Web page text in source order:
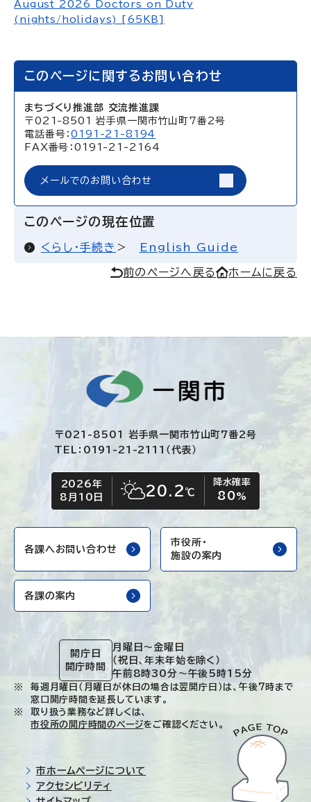
August 2026 Doctors on Duty
(nights/holidays) [65KB]
このページに関するお問い合わせ
まちづくり推進部 交流推進課
〒021-8501 岩手県一関市竹山町7番2号
電話番号：0191-21-8194
FAX番号：0191-21-2164
メールでのお問い合わせ
このページの現在位置
くらし・手続き English Guide
前のページへ戻る ホームに戻る
〒021-8501 岩手県一関市竹山町7番2号
TEL：0191-21-2111（代表）
今日の日付
2026年
8月10日
今日の天気
晴れ時々くもり
20.2℃
降水確率
80%
各課へお問い合わせ
市役所・
施設の案内
各課の案内
開庁日
開庁時間
月曜日～金曜日
（祝日、年末年始を除く）
午前8時30分～午後5時15分
毎週月曜日（月曜日が休日の場合は翌開庁日）は、午後7時まで
窓口開庁時間を延長しています。
取り扱う業務など詳しくは、
市役所の開庁時間のページをご確認ください。
市ホームページについて
アクセシビリティ